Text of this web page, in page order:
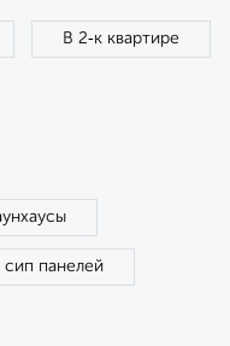
В 2‑к квартире
сип панелей